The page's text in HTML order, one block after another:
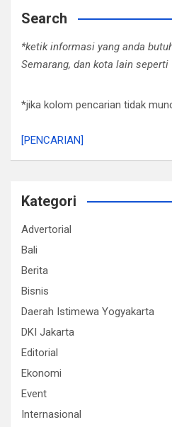
Search
*ketik informasi yang anda
Semarang, dan kota lain seperti
*jika kolom pencarian tidak
[PENCARIAN]
Kategori
Advertorial
Bali
Berita
Bisnis
Daerah Istimewa Yogyakarta
DKI Jakarta
Editorial
Ekonomi
Event
Internasional